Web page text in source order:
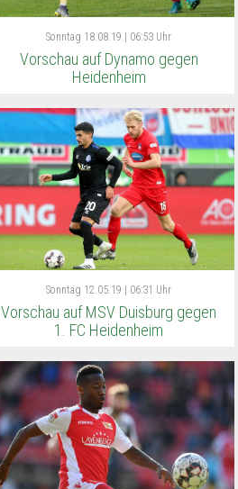
Sonntag 18.08.19 | 06:53 Uhr
Vorschau auf Dynamo gegen
Heidenheim
Sonntag 12.05.19 | 06:31 Uhr
Vorschau auf MSV Duisburg gegen
1. FC Heidenheim